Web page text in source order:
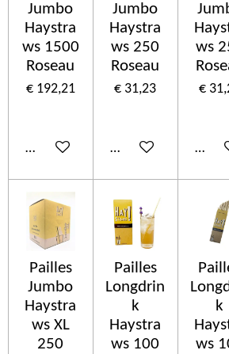
Jumbo
Haystra
ws 1500
Roseau
€ 192,21
In winkelwagen
Jumbo
Haystra
ws 250
Roseau
€ 31,23
In winkelwagen
ws
€
In
Pailles
Jumbo
Haystra
ws XL
250
Pailles
Longdrin
k
Haystra
ws 100
k
ws